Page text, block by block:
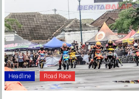
Headline Road Race